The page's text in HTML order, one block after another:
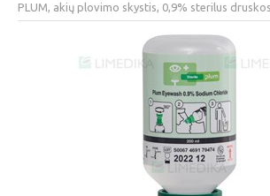
PLUM, akių plovimo skystis, 0,9% sterilus